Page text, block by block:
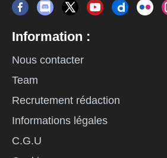
Information :
Nous contacter
Team
Recrutement rédaction
Informations légales
C.G.U